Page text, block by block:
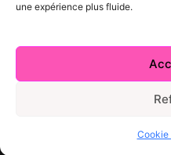
une expérience plus fluide.
Cookie
© 2026 Horreur